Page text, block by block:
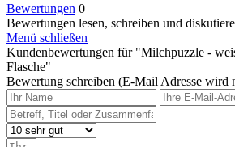
Bewertungen 0
Bewertungen lesen, schreiben und
Menü schließen
Kundenbewertungen für "Milchpuzzle -
Flasche"
Bewertung schreiben (E-Mail Adresse wird